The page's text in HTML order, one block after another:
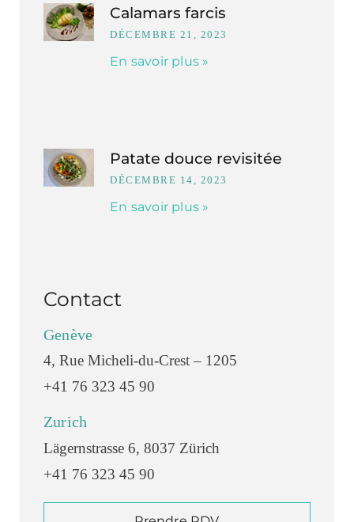
Calamars farcis
DÉCEMBRE 21, 2023
En savoir plus »
Patate douce revisitée
DÉCEMBRE 14, 2023
En savoir plus »
Contact
Genève
4, Rue Micheli-du-Crest – 1205
+41 76 323 45 90
Zurich
Lägernstrasse 6, 8037 Zürich
+41 76 323 45 90